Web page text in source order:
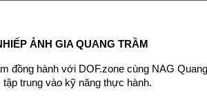
ẢNH GIA QUANG TRẦM
đồng hành với DOF.zone cùng NAG
trung vào kỹ năng thực hành.